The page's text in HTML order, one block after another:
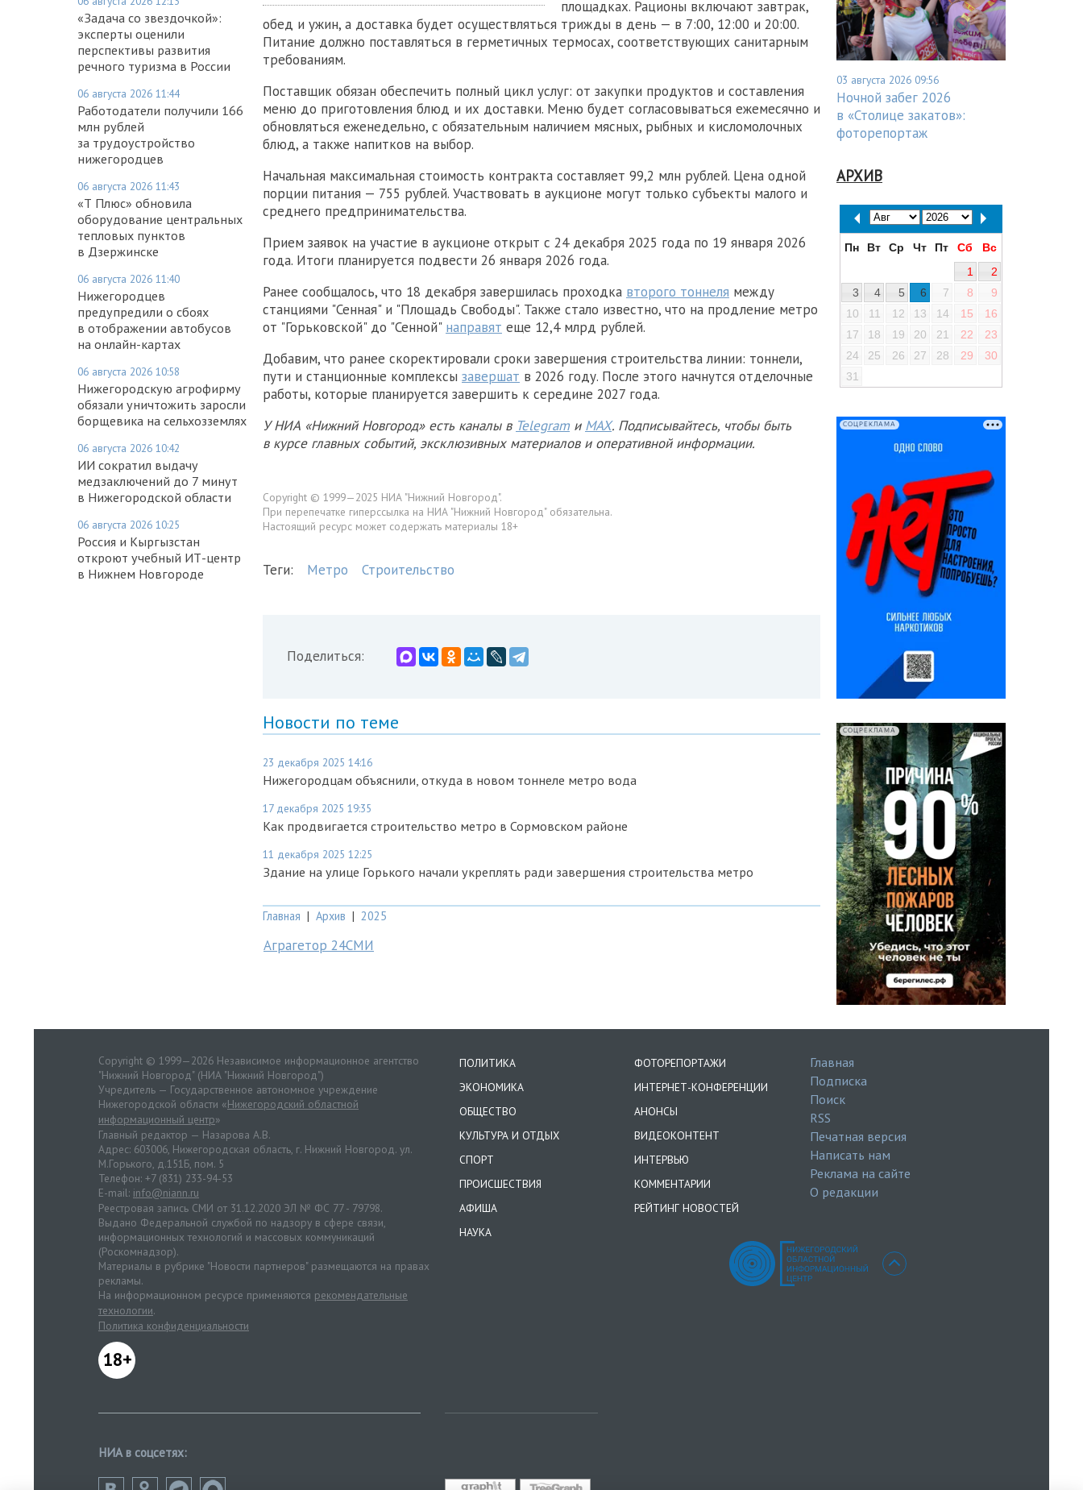
«Задача со звездочкой»:
эксперты оценили
перспективы развития
речного туризма в России
06 августа 2026 11:44
Работодатели получили 166
млн рублей
за трудоустройство
нижегородцев
06 августа 2026 11:43
«Т Плюс» обновила
оборудование центральных
тепловых пунктов
в Дзержинске
06 августа 2026 11:40
Нижегородцев
предупредили о сбоях
в отображении автобусов
на онлайн-картах
06 августа 2026 10:58
Нижегородскую агрофирму
обязали уничтожить заросли
борщевика на сельхозземлях
06 августа 2026 10:42
ИИ сократил выдачу
медзаключений до 7 минут
в Нижегородской области
06 августа 2026 10:25
Россия и Кыргызстан
откроют учебный ИТ-центр
в Нижнем Новгороде
площадках. Рационы включают завтрак,
обед и ужин, а доставка будет осуществляться трижды в день — в 7:00, 12:00 и 20:00.
Питание должно поставляться в герметичных термосах, соответствующих санитарным
требованиям.
Поставщик обязан обеспечить полный цикл услуг: от закупки продуктов и составления
меню до приготовления блюд и их доставки. Меню будет согласовываться ежемесячно и
обновляться еженедельно, с обязательным наличием мясных, рыбных и кисломолочных
блюд, а также напитков на выбор.
Начальная максимальная стоимость контракта составляет 99,2 млн рублей. Цена одной
порции питания — 755 рублей. Участвовать в аукционе могут только субъекты малого и
среднего предпринимательства.
Прием заявок на участие в аукционе открыт с 24 декабря 2025 года по 19 января 2026
года. Итоги планируется подвести 26 января 2026 года.
Ранее сообщалось, что 18 декабря завершилась проходка второго тоннеля между
станциями "Сенная" и "Площадь Свободы". Также стало известно, что на продление метро
от "Горьковской" до "Сенной" направят еще 12,4 млрд рублей.
Добавим, что ранее скоректировали сроки завершения строительства линии: тоннели,
пути и станционные комплексы завершат в 2026 году. После этого начнутся отделочные
работы, которые планируется завершить к середине 2027 года.
У НИА «Нижний Новгород» есть каналы в Telegram и MAX. Подписывайтесь, чтобы быть
в курсе главных событий, эксклюзивных материалов и оперативной информации.
Copyright © 1999—2025 НИА "Нижний Новгород".
При перепечатке гиперссылка на НИА "Нижний Новгород" обязательна.
Настоящий ресурс может содержать материалы 18+
Теги: Метро Строительство
Поделиться:
Новости по теме
23 декабря 2025 14:16
Нижегородцам объяснили, откуда в новом тоннеле метро вода
17 декабря 2025 19:35
Как продвигается строительство метро в Сормовском районе
11 декабря 2025 12:25
Здание на улице Горького начали укреплять ради завершения строительства метро
Главная | Архив | 2025
Аграгетор 24СМИ
03 августа 2026 09:56
Ночной забег 2026
в «Столице закатов»:
фоторепортаж
АРХИВ
Пн Вт Ср Чт Пт Сб
Вс
1
2
3
4 5 6 7 8
9
10
11 12 13 14 15
16
17
18 19 20 21 22
23
24
25 26 27 28 29
30
31
СОЦРЕКЛАМА
СОЦРЕКЛАМА
Copyright © 1999—2026 Независимое информационное агентство
"Нижний Новгород" (НИА "Нижний Новгород")
Учредитель — Государственное автономное учреждение
Нижегородской области «Нижегородский областной
информационный центр»
Главный редактор — Назарова А.В.
Адрес: 603006, Нижегородская область, г. Нижний Новгород. ул.
М.Горького, д.151Б, пом. 5
Телефон: +7 (831) 233-94-53
E-mail: info@niann.ru
Реестровая запись СМИ от 31.12.2020 ЭЛ № ФС 77 - 79798.
Выдано Федеральной службой по надзору в сфере связи,
информационных технологий и массовых коммуникаций
(Роскомнадзор).
Материалы в рубрике "Новости партнеров" размещаются на правах
рекламы.
На информационном ресурсе применяются рекомендательные
технологии.
Политика конфиденциальности
18+
ПОЛИТИКА
ЭКОНОМИКА
ОБЩЕСТВО
КУЛЬТУРА И ОТДЫХ
СПОРТ
ПРОИСШЕСТВИЯ
АФИША
НАУКА
ФОТОРЕПОРТАЖИ
ИНТЕРНЕТ-КОНФЕРЕНЦИИ
АНОНСЫ
ВИДЕОКОНТЕНТ
ИНТЕРВЬЮ
КОММЕНТАРИИ
РЕЙТИНГ НОВОСТЕЙ
Главная
Подписка
Поиск
RSS
Печатная версия
Написать нам
Реклама на сайте
О редакции
НИА в соцсетях: